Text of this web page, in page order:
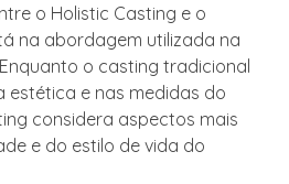
o Holistic Casting e o
na abordagem utilizada na
o casting tradicional
estética e nas medidas do
considera aspectos mais
e do estilo de vida do